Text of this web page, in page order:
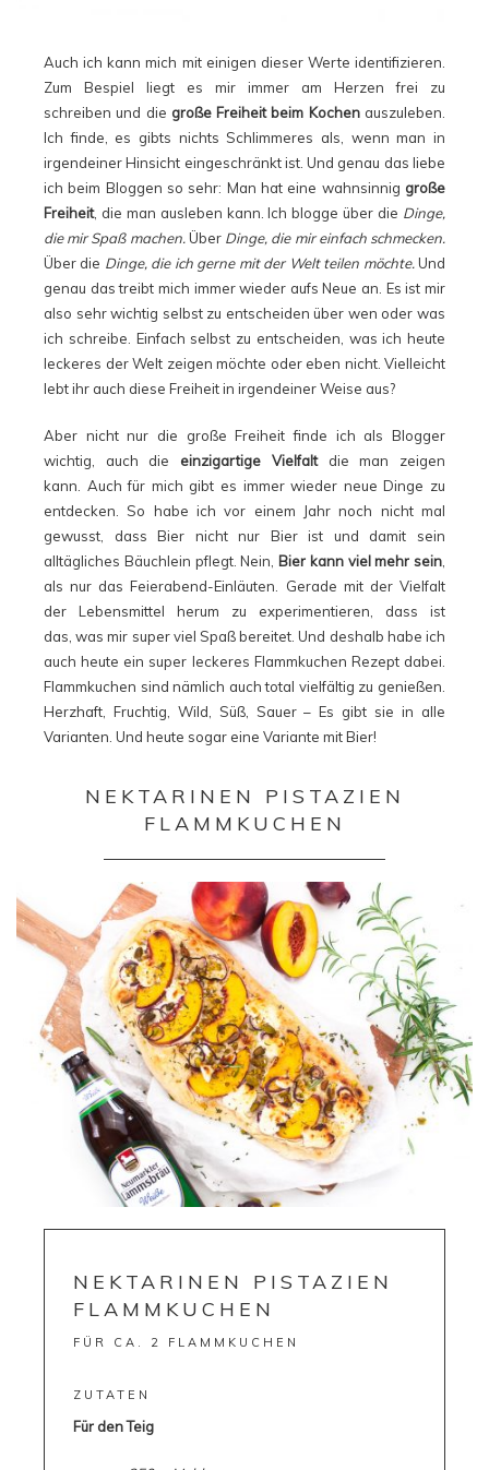
Auch ich kann mich mit einigen dieser Werte identifizieren.
Zum Bespiel liegt es mir immer am Herzen frei zu
schreiben und die große Freiheit beim Kochen auszuleben.
Ich finde, es gibts nichts Schlimmeres als, wenn man in
irgendeiner Hinsicht eingeschränkt ist. Und genau das liebe
ich beim Bloggen so sehr: Man hat eine wahnsinnig große
Freiheit, die man ausleben kann. Ich blogge über die Dinge,
die mir Spaß machen.Über Dinge, die mir einfach schmecken.
Über die Dinge, die ich gerne mit der Welt teilen möchte.Und
genau das treibt mich immer wieder aufs Neue an. Es ist mir
also sehr wichtig selbst zu entscheiden über wen oder was
ich schreibe. Einfach selbst zu entscheiden, was ich heute
leckeres der Welt zeigen möchte oder eben nicht. Vielleicht
lebt ihr auch diese Freiheit in irgendeiner Weise aus?
Aber nicht nur die große Freiheit finde ich als Blogger
wichtig, auch die einzigartige Vielfaltdie man zeigen
kann. Auch für mich gibt es immer wieder neue Dinge zu
entdecken. So habe ich vor einem Jahr noch nicht mal
gewusst, dass Bier nicht nur Bier ist und damit sein
alltägliches Bäuchlein pflegt. Nein, Bier kann viel mehr sein
als nur das Feierabend-Einläuten. Gerade mit der Vielfalt
der Lebensmittel herum zu experimentieren, dass ist
das, was mir super viel Spaß bereitet. Und deshalb habe ich
auch heute ein super leckeres Flammkuchen Rezept dabei.
Flammkuchen sind nämlich auch total vielfältig zu genießen.
Herzhaft, Fruchtig, Wild, Süß, Sauer – Es gibt sie in alle
Varianten. Und heute sogar eine Variante mit Bier!
NEKTARINEN PISTAZIEN
FLAMMKUCHEN
NEKTARINEN PISTAZIEN
FLAMMKUCHEN
FÜR CA. 2 FLAMMKUCHEN
ZUTATEN
Für den Teig